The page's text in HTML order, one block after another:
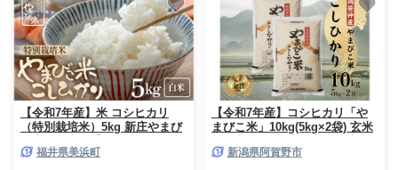
【令和7年産】米 コシヒカリ
（特別栽培米）5kg 新庄やまび
め こしひかり 人気品種 ブラン
福井県美浜町
【令和7年産】コシヒカリ「や
まびこ米」10kg(5kg×2袋) 玄米
白米 精米 農家直送 新潟県 米
新潟県阿賀野市